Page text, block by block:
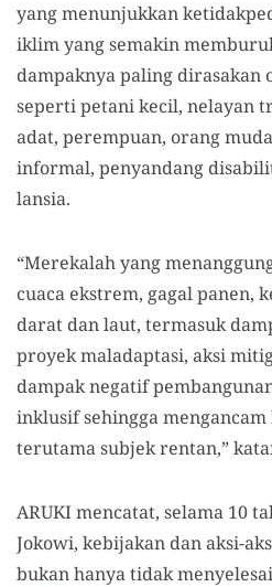
yang menunjukkan
iklim yang semakin
dampaknya paling dirasakan
seperti petani kecil, nelayan
adat, perempuan, orang
informal, penyandang
lansia.
“Merekalah yang
cuaca ekstrem, gagal panen,
darat dan laut, termasuk
proyek maladaptasi, aksi
dampak negatif
inklusif sehingga
terutama subjek rentan,”
ARUKI mencatat, selama 10
Jokowi, kebijakan dan aksi-
bukan hanya tidak